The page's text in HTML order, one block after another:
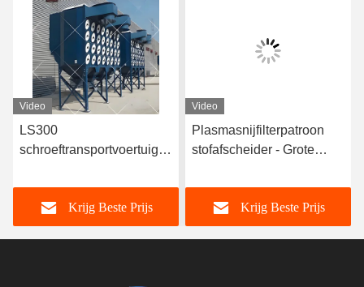
Video
LS300
schroeftransportvoertuig
dekselplaat voor
energiebesparende
motorcementfabriek
Krijg Beste Prijs
Video
Plasmasnijfilterpatroon
stofafscheider - Grote
Krijg Beste Prijs